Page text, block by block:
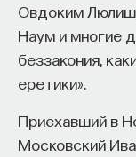
Овдоким
Наум и многие
беззакония,
еретики».
Приехавший в
Московский